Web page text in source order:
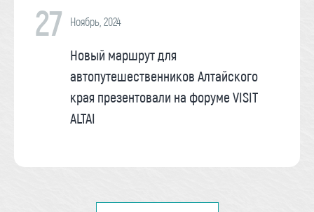
27 Ноябрь, 2024
Новый маршрут для
автопутешественников Алтайского
края презентовали на форуме VISIT
ALTAI